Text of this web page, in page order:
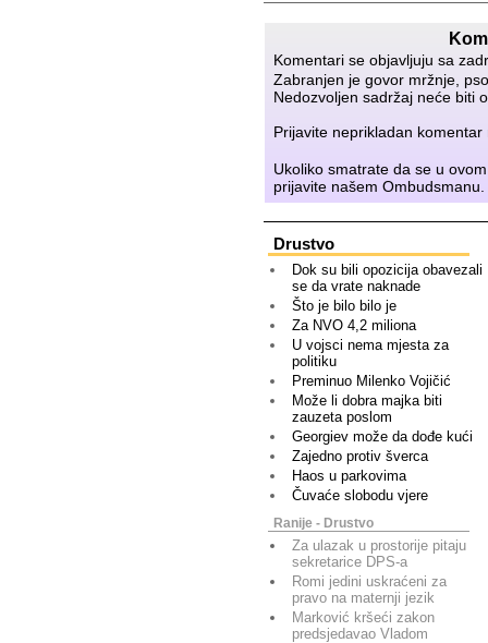
Komentari se objavljuju sa
Zabranjen je govor mržnje,
Nedozvoljen sadržaj neće biti
Prijavite neprikladan
Ukoliko smatrate da se u
prijavite našemOmbudsmanu
Drustvo
Dok su bili opozicija obavezali
se da vrate naknade
Što je bilo bilo je
Za NVO 4,2 miliona
U vojsci nema mjesta za
politiku
Preminuo Milenko Vojičić
Može li dobra majka biti
zauzeta poslom
Georgiev može da dođe kući
Zajedno protiv šverca
Haos u parkovima
Čuvaće slobodu vjere
Ranije - Drustvo
Za ulazak u prostorije pitaju
sekretarice DPS-a
Romi jedini uskraćeni za
pravo na maternji jezik
Marković kršeći zakon
predsjedavao Vladom